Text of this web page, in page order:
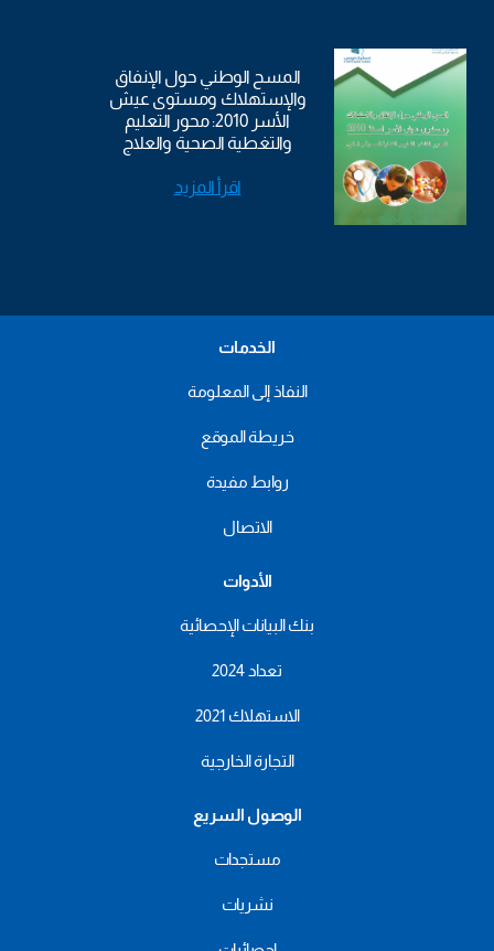
المسح الوطني حول الإنفاق
والإستهلاك ومستوى عيش
الأسر 2010: محور التعليم
والتغطية الصحية والعلاج
اقرأ المزيد
الخدمات
النفاذ إلى المعلومة
خريطة الموقع
روابط مفيدة
الاتصال
الأدوات
بنك البيانات الإحصائية
تعداد 2024
الاستهلاك 2021
التجارة الخارجية
الوصول السريع
مستجدات
نشريات